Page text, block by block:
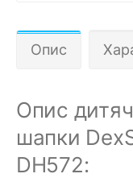
Опис
Опис
шапки
DH572: